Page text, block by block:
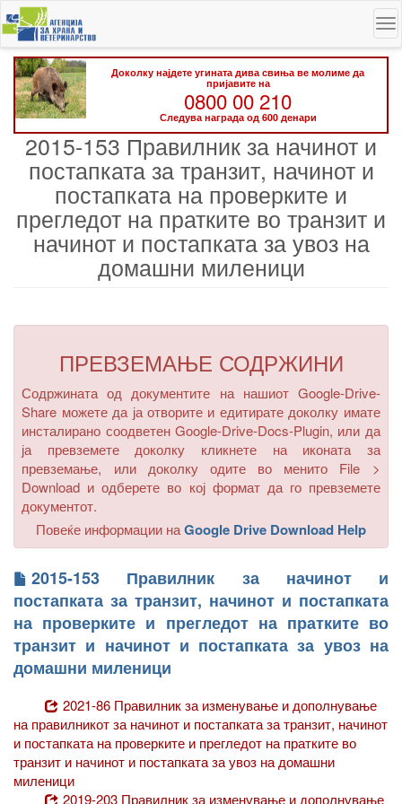
Skip
to
main
content
Доколку најдете угината дива свиња ве молиме да
пријавите на
0800 00 210
Следува награда од 600 денари
2015-153 Правилник за начинот и
постапката за транзит, начинот и
постапката на проверките и
прегледот на пратките во транзит и
начинот и постапката за увоз на
домашни миленици
ПРЕВЗЕМАЊЕ СОДРЖИНИ
Содржината од документите на нашиот Google-Drive-
Share можете да ја отворите и едитирате доколку имате
инсталирано соодветен Google-Drive-Docs-Plugin, или да
ја превземете доколку кликнете на иконата за
превземање, или доколку одите во менито File >
Download и одберете во кој формат да го превземете
документот.
Повеќе информации наGoogle Drive Download Help
2015-153 Правилник за начинот и
постапката за транзит, начинот и постапката
на проверките и прегледот на пратките во
транзит и начинот и постапката за увоз на
домашни миленици
2021-86 Правилник за изменување и дополнување
на правилникот за начинот и постапката за транзит, начинот
и постапката на проверките и прегледот на пратките во
транзит и начинот и постапката за увоз на домашни
миленици
2019-203 Правилник за изменување и дополнување